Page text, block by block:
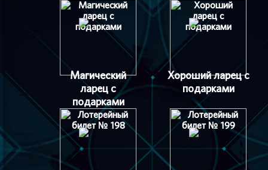
Магический
ларец с
подарками
Хороший ларец с
подарками